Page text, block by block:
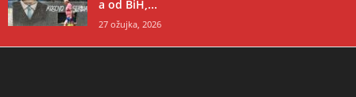
a od BiH,...
27 ožujka, 2026